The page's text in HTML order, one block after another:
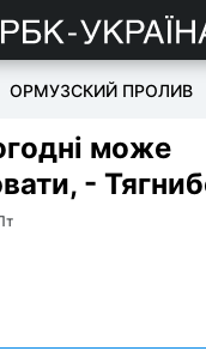
ОРМУЗСКИЙ ПРОЛИВ
може
-